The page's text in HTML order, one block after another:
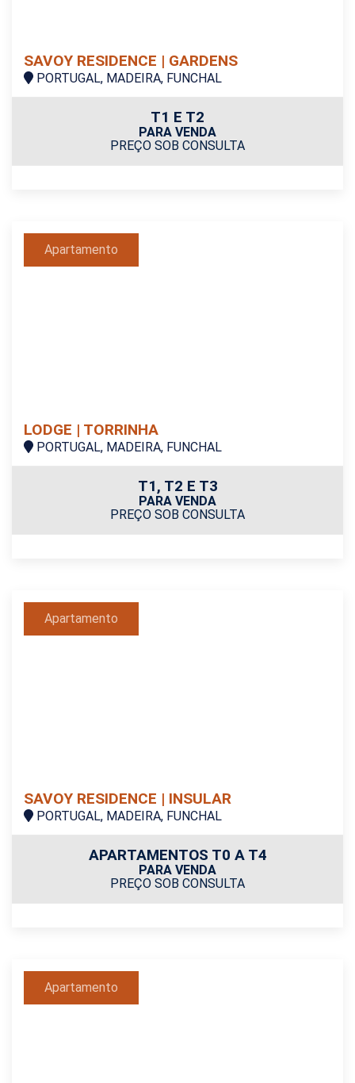
SAVOY RESIDENCE | GARDENS
PORTUGAL, MADEIRA, FUNCHAL
T1 E T2
PARA VENDA
PREÇO SOB CONSULTA
Apartamento
LODGE | TORRINHA
PORTUGAL, MADEIRA, FUNCHAL
T1, T2 E T3
PARA VENDA
PREÇO SOB CONSULTA
Apartamento
SAVOY RESIDENCE | INSULAR
PORTUGAL, MADEIRA, FUNCHAL
APARTAMENTOS T0 A T4
PARA VENDA
PREÇO SOB CONSULTA
Apartamento